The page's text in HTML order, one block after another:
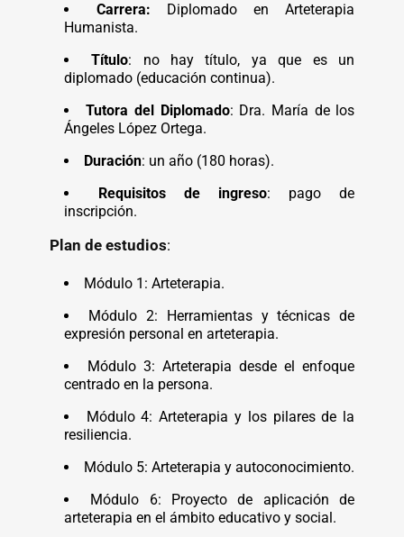
Carrera: Diplomado en Arteterapia
Humanista.
Título: no hay título, ya que es un
diplomado (educación continua).
Tutora del Diplomado: Dra. María de los
Ángeles López Ortega.
Duración: un año (180 horas).
Requisitos de ingreso: pago de
inscripción.
Plan de estudios:
Módulo 1: Arteterapia.
Módulo 2: Herramientas y técnicas de
expresión personal en arteterapia.
Módulo 3: Arteterapia desde el enfoque
centrado en la persona.
Módulo 4: Arteterapia y los pilares de la
resiliencia.
Módulo 5: Arteterapia y autoconocimiento.
Módulo 6: Proyecto de aplicación de
arteterapia en el ámbito educativo y social.